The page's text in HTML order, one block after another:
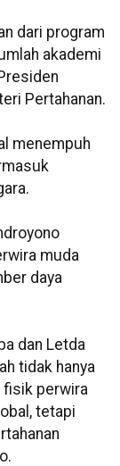
dari program
akademi
Pertahanan.
menempuh
muda
daya
dan Letda
tidak hanya
fisik perwira
tetapi